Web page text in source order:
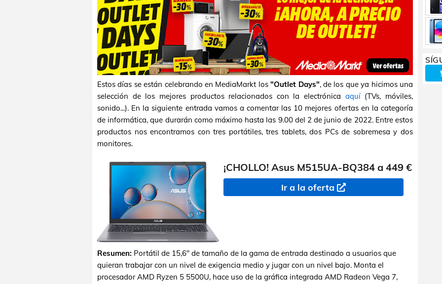
Estos días se están celebrando en MediaMarkt los"Outlet Days", de los que ya hicimos una
selección de los mejores productos relacionados con la electrónica aquí(TVs, móviles,
sonido...). En la siguiente entrada vamos a comentar las 10 mejores ofertas en la categoría
de informática, que durarán como máximo hasta las 9.00 del 2 de junio de 2022. Entre estos
productos nos encontramos con tres portátiles, tres tablets, dos PCs de sobremesa y dos
monitores.
¡CHOLLO! Asus M515UA-BQ384 a 449 €
Ir a la oferta
Resumen: Portátil de 15,6" de tamaño de la gama de entrada destinado a usuarios que
quieran trabajar con un nivel de exigencia medio y jugar con un nivel bajo. Monta el
procesador AMD Ryzen 5 5500U, hace uso de la gráfica integrada AMD Radeon Vega 7,